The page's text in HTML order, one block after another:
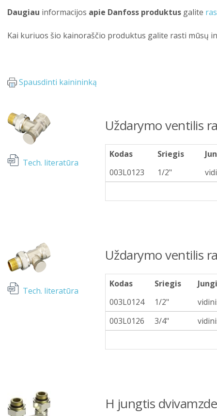
Daugiau informacijos apie Danfoss produktus galite
Kai kuriuos šio kainoraščio produktus galite rasti mūsų
Spausdinti kainininką
Tech. literatūra
Uždarymo ventilis
Kodas Sriegis
003L0123
1/2"
Tech. literatūra
Uždarymo ventilis
Kodas Sriegis
003L0124
1/2"
003L0126
3/4"
H jungtis